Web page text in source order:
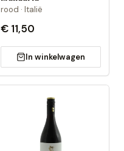
rood · Italië
€ 11,50
In winkelwagen